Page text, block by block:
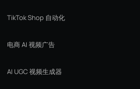
TikTok Shop 自动化
电商 AI 视频广告
AI UGC 视频生成器